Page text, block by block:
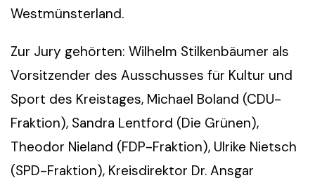
Westmünsterland.
Zur Jury gehörten: Wilhelm Stilkenbäumer als
Vorsitzender des Ausschusses für Kultur und
Sport des Kreistages, Michael Boland (CDU-
Fraktion), Sandra Lentford (Die Grünen),
Theodor Nieland (FDP-Fraktion), Ulrike Nietsch
(SPD-Fraktion), Kreisdirektor Dr. Ansgar